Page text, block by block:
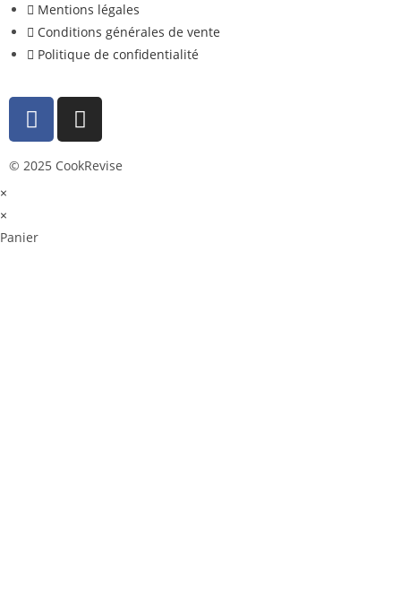
Mentions légales
Conditions générales de vente
Politique de confidentialité
© 2025 CookRevise
×
×
Panier